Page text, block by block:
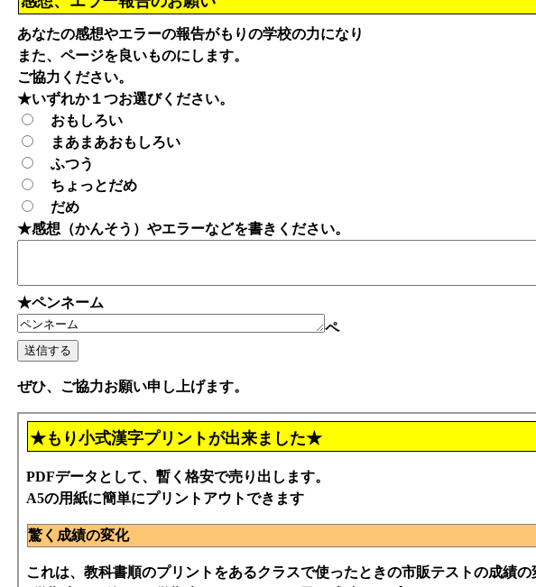
あなたの感想やエラーの報告がもりの学校の力になり
また、ページを良いものにします。
ご協力ください。
★いずれか１つお選びください。
おもしろい
まあまあおもしろい
ふつう
ちょっとだめ
だめ
★感想（かんそう）やエラーなどを書きください。
★ペンネーム
ペ
ぜひ、ご協力お願い申し上げます。